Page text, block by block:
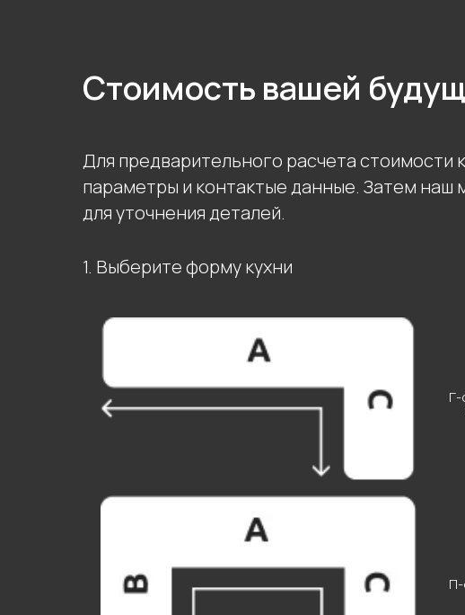
Стоимость вашей
Для предварительного расчета стоимости
параметры и контактые данные. Затем наш
для уточнения деталей.
1. Выберите форму кухни